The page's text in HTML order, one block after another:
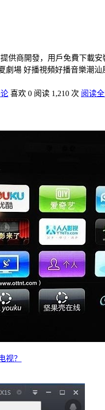
供商開發，用戶免費下載
場 好播視頻好播音樂潮
喜欢 0 阅读 1,210 次 阅读
视？